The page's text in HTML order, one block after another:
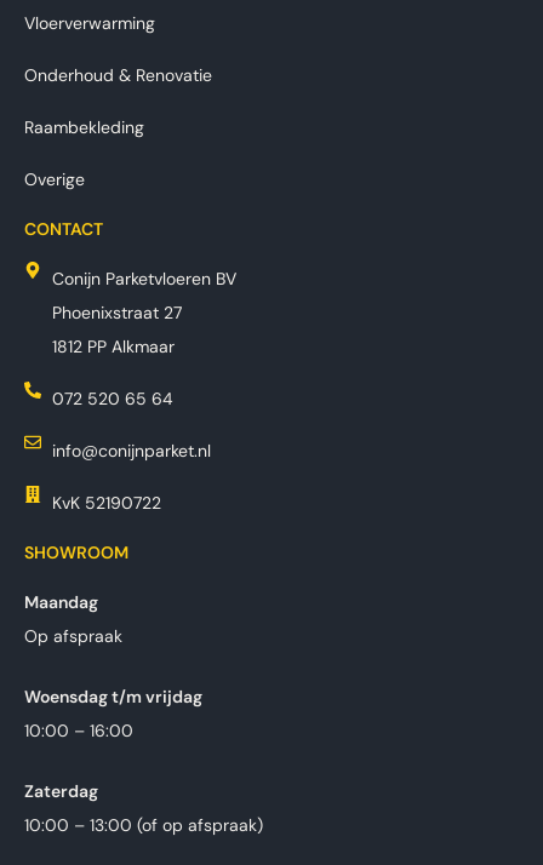
Vloerverwarming
Onderhoud & Renovatie
Raambekleding
Overige
CONTACT
Conijn Parketvloeren BV
Phoenixstraat 27
1812 PP Alkmaar
072 520 65 64
info@conijnparket.nl
KvK 52190722
SHOWROOM
Maandag
Op afspraak
Woensdag t/m vrijdag
10:00 – 16:00
Zaterdag
10:00 – 13:00 (of op afspraak)